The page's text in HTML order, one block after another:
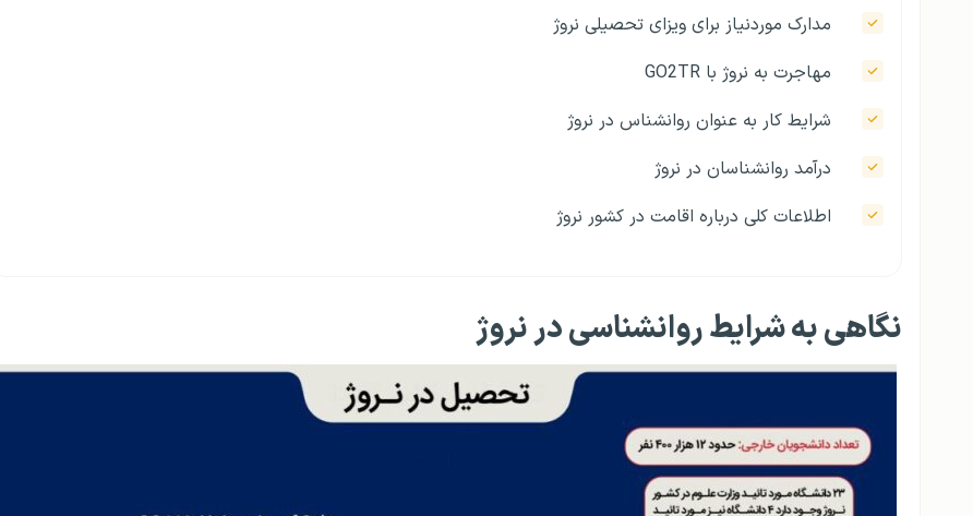
مدارک موردنیاز برای ویزای تحصیلی نروژ
مهاجرت به نروژ با GO2TR
شرایط کار به عنوان روانشناس در نروژ
درآمد روانشناسان در نروژ
اطلاعات کلی درباره اقامت در کشور نروژ
نگاهی به شرایط روانشناسی در نروژ